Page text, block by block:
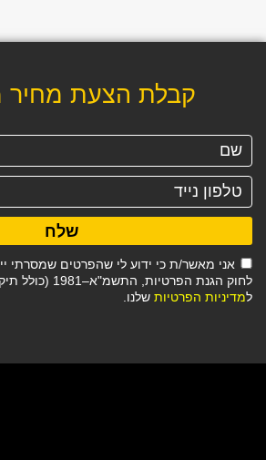
קבלת הצעת מחיר
אני מאשר/ת כי ידוע לי שהפרטים שמסרתי
למדיניות הפרטיות שלנו.
שלח